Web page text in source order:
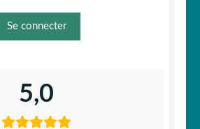
Se connecter
5,0